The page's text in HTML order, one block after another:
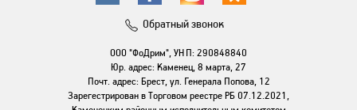
Обратный звонок
ООО "ФоДрим", УНП: 290848840
Юр. адрес: Каменец, 8 марта, 27
Почт. адрес: Брест, ул. Генерала Попова, 12
Зарегестрирован в Торговом реестре РБ 07.12.2021,